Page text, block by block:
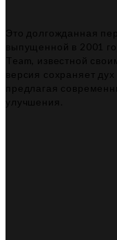
Это долгожданная
выпущенной в 2001
Team, известной
версия сохраняет
предлагая
улучшения.